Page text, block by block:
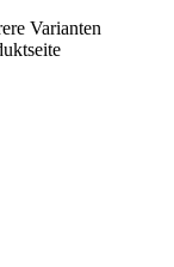
Varianten